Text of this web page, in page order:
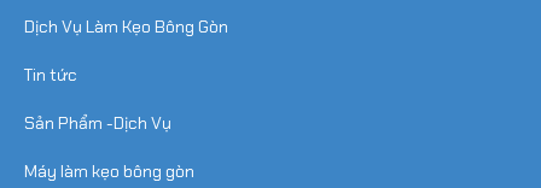
Dịch Vụ Làm Kẹo Bông Gòn
Tin tức
Sản Phẩm -Dịch Vụ
Máy làm kẹo bông gòn